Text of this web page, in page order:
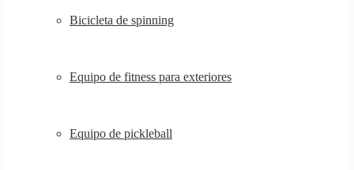
Bicicleta de spinning
Equipo de fitness para exteriores
Equipo de pickleball